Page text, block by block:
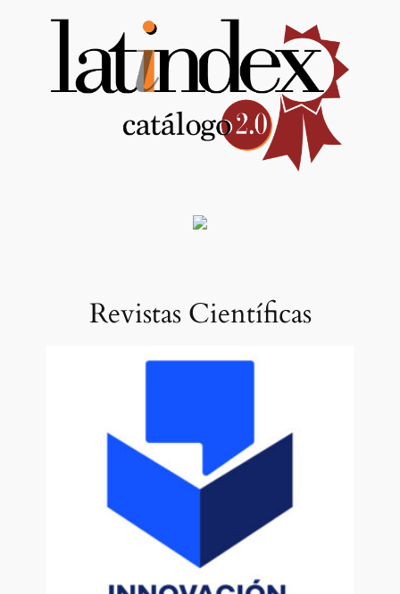
Revistas Científicas